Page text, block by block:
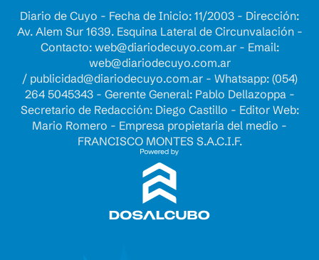
Diario de Cuyo - Fecha de Inicio: 11/2003 - Dirección:
Av. Alem Sur 1639. Esquina Lateral de Circunvalación -
Contacto: web@diariodecuyo.com.ar- Email:
web@diariodecuyo.com.ar
/ publicidad@diariodecuyo.com.ar- Whatsapp: (054)
264 5045343 - Gerente General: Pablo Dellazoppa -
Secretario de Redacción: Diego Castillo - Editor Web:
Mario Romero - Empresa propietaria del medio -
FRANCISCO MONTES S.A.C.I.F.